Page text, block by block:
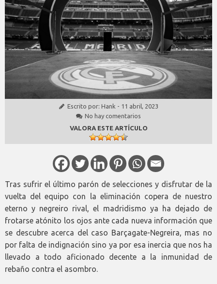
Escrito por: Hank - 11 abril, 2023
No hay comentarios
VALORA ESTE ARTÍCULO
Tras sufrir el último parón de selecciones y disfrutar de la
vuelta del equipo con la eliminación copera de nuestro
eterno y negreiro rival, el madridismo ya ha dejado de
frotarse atónito los ojos ante cada nueva información que
se descubre acerca del caso Barçagate-Negreira, mas no
por falta de indignación sino ya por esa inercia que nos ha
llevado a todo aficionado decente a la inmunidad de
rebaño contra el asombro.